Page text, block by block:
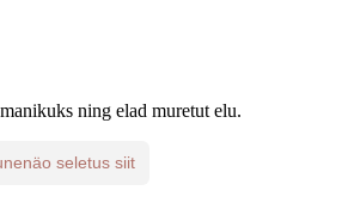
ning elad muretut elu.
seletus siit